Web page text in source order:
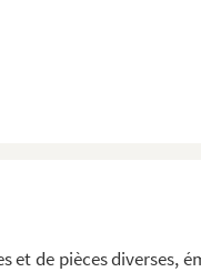
et de pièces diverses,